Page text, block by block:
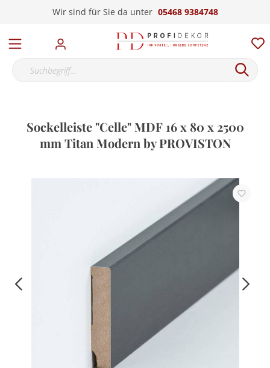
Wir sind für Sie da unter 05468 9384748
Sockelleiste "Celle" MDF 16 x 80 x 2500
mm Titan Modern by PROVISTON